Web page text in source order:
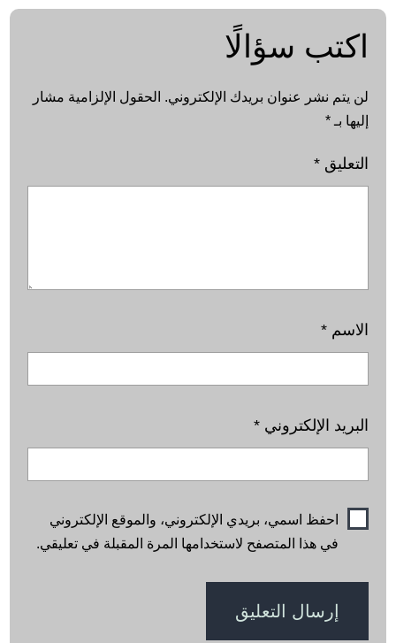
اكتب سؤالًا
لن يتم نشر عنوان بريدك الإلكتروني. الحقول الإلزامية مشار
إليها بـ*
التعليق*
الاسم*
البريد الإلكتروني*
احفظ اسمي، بريدي الإلكتروني، والموقع الإلكتروني
في هذا المتصفح لاستخدامها المرة المقبلة في تعليقي.